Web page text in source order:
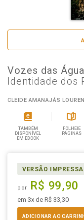
Vozes das
Identidade dos
CLEIDE AMANAJÁS
TAMBÉM
DISPONÍVEL
EM EBOOK
FOLHEIE
PÁGINAS
VERSÃO IMPRESSA
por R$ 99,90
em 3x de R$ 33,30
ADICIONAR AO